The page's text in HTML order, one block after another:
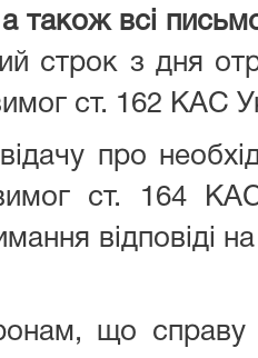
також всі
строк з дня
ст. 162 КАС
про
ст. 164
відповіді
що справу